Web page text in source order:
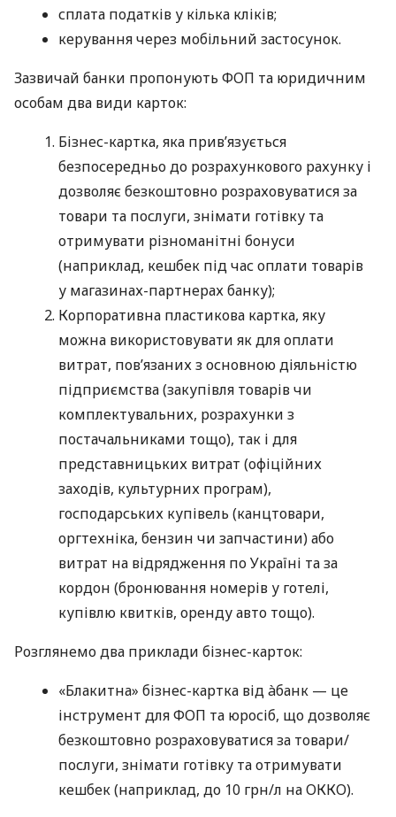
сплата податків у кілька кліків;
керування через мобільний застосунок.
Зазвичай банки пропонують ФОП та юридичним
особам два види карток:
Бізнес-картка, яка прив’язується
безпосередньо до розрахункового рахунку і
дозволяє безкоштовно розраховуватися за
товари та послуги, знімати готівку та
отримувати різноманітні бонуси
(наприклад, кешбек під час оплати товарів
у магазинах-партнерах банку);
Корпоративна пластикова картка, яку
можна використовувати як для оплати
витрат, пов’язаних з основною діяльністю
підприємства (закупівля товарів чи
комплектувальних, розрахунки з
постачальниками тощо), так і для
представницьких витрат (офіційних
заходів, культурних програм),
господарських купівель (канцтовари,
оргтехніка, бензин чи запчастини) або
витрат на відрядження по Україні та за
кордон (бронювання номерів у готелі,
купівлю квитків, оренду авто тощо).
Розглянемо два приклади бізнес-карток:
«Блакитна» бізнес-картка від àбанк — це
інструмент для ФОП та юросіб, що дозволяє
безкоштовно розраховуватися за товари/
послуги, знімати готівку та отримувати
кешбек (наприклад, до 10 грн/л на ОККО).